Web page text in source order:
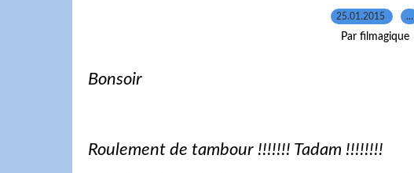
25.01.2015 …
Par filmagique
Bonsoir
Roulement de tambour !!!!!!! Tadam !!!!!!!!